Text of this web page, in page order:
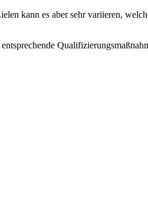
kann es aber sehr variieren,